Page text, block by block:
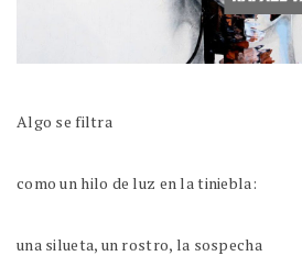
Algo se filtra
como un hilo de luz en la tiniebla:
una silueta, un rostro, la sospecha